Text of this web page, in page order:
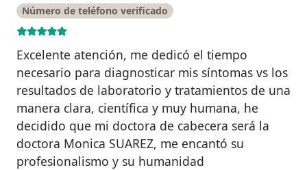
Número de teléfono verificado
Excelente atención, me dedicó el tiempo
necesario para diagnosticar mis síntomas vs los
resultados de laboratorio y tratamientos de una
manera clara, científica y muy humana, he
decidido que mi doctora de cabecera será la
doctora Monica SUAREZ, me encantó su
profesionalismo y su humanidad